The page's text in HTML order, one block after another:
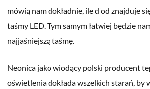
mówią nam dokładnie, ile diod znajduje
taśmy LED. Tym samym łatwiej będzie
najjaśniejszą taśmę.
Neonica jako wiodący polski producent
oświetlenia dokłada wszelkich starań, by